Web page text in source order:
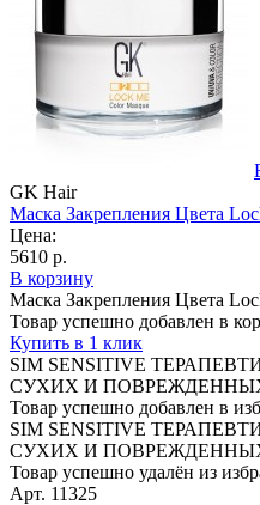
GK Hair
Маска Закрепления Цвета
Цена:
5610 р.
В корзину
Маска Закрепления Цвета
Товар успешно добавлен в
Купить в 1 клик
SIM SENSITIVE
СУХИХ И
Товар успешно добавлен в
SIM SENSITIVE
СУХИХ И
Товар успешно удалён из
Арт. 11325